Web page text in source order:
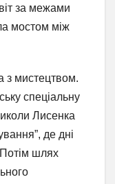
за межами
мостом між
з мистецтвом.
спеціальну
Лисенка
де дні
Потім шлях